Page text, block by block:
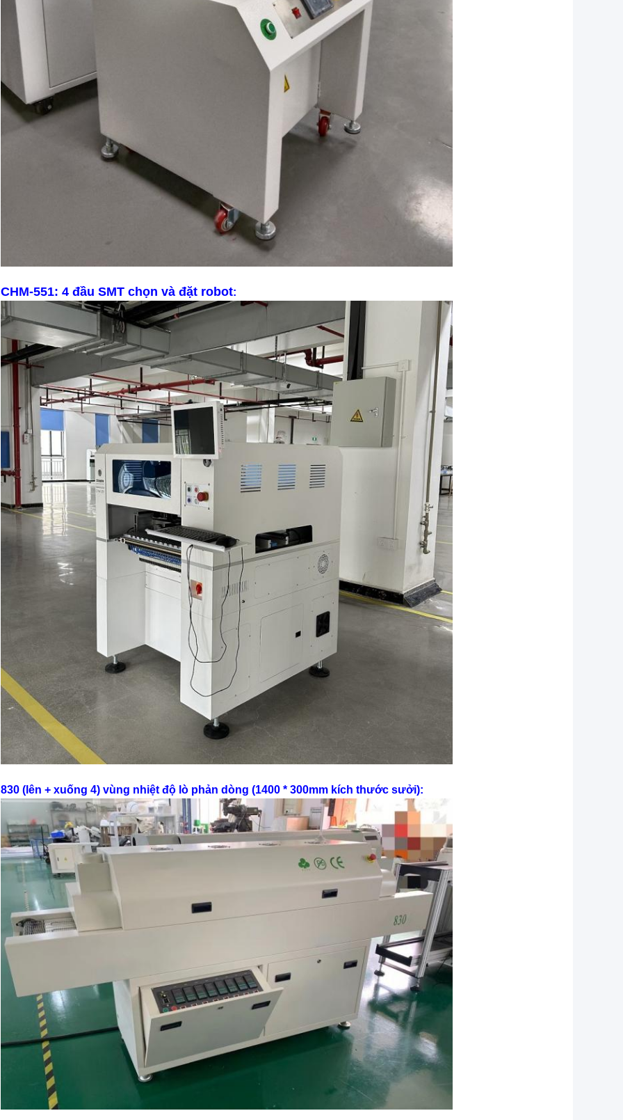
CHM-551: 4 đầu SMT chọn và đặt robot:
830 (lên + xuống 4) vùng nhiệt độ lò phản dòng (1400 * 300mm kích thước sưởi):